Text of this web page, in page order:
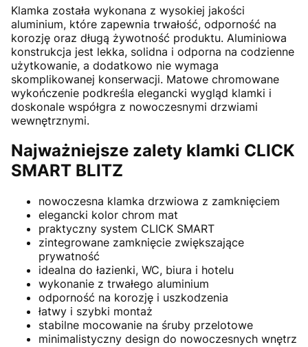
Klamka została wykonana z wysokiej jakości
aluminium, które zapewnia trwałość, odporność na
korozję oraz długą żywotność produktu. Aluminiowa
konstrukcja jest lekka, solidna i odporna na codzienne
użytkowanie, a dodatkowo nie wymaga
skomplikowanej konserwacji. Matowe chromowane
wykończenie podkreśla elegancki wygląd klamki i
doskonale współgra z nowoczesnymi drzwiami
wewnętrznymi.
Najważniejsze zalety klamki CLICK
SMART BLITZ
nowoczesna klamka drzwiowa z zamknięciem
elegancki kolor chrom mat
praktyczny system CLICK SMART
zintegrowane zamknięcie zwiększające
prywatność
idealna do łazienki, WC, biura i hotelu
wykonanie z trwałego aluminium
odporność na korozję i uszkodzenia
łatwy i szybki montaż
stabilne mocowanie na śruby przelotowe
minimalistyczny design do nowoczesnych wnętrz